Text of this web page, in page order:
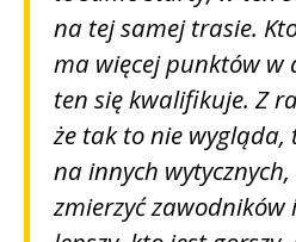
na tej samej trasie.
ma więcej punktów w
ten się kwalifikuje. Z
że tak to nie wygląda,
na innych
zmierzyć zawodników